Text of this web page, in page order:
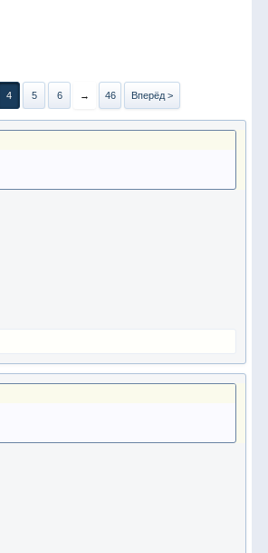
4 5 6 → 46 Вперёд >